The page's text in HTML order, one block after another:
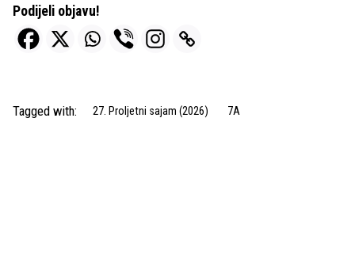
Podijeli objavu!
Tagged with: 27. Proljetni sajam (2026) 7A